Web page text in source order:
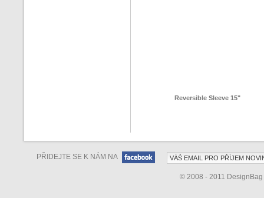
Reversible Sleeve 15"
PŘIDEJTE SE K NÁM NA
© 2008 - 2011 DesignBag